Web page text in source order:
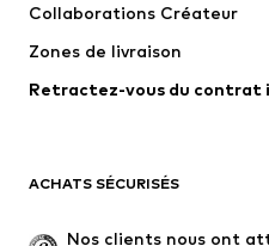
Vestes
Lingerie
Manteaux
Occasions spéciales
Collaborations Créateur
Zones de livraison
Retractez-vous du contrat
ACHATS SÉCURISÉS
Nos clients nous ont